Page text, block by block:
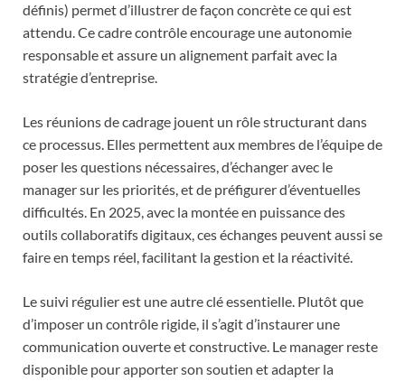
définis) permet d’illustrer de façon concrète ce qui est
attendu. Ce cadre contrôle encourage une autonomie
responsable et assure un alignement parfait avec la
stratégie d’entreprise.
Les réunions de cadrage jouent un rôle structurant dans
ce processus. Elles permettent aux membres de l’équipe de
poser les questions nécessaires, d’échanger avec le
manager sur les priorités, et de préfigurer d’éventuelles
difficultés. En 2025, avec la montée en puissance des
outils collaboratifs digitaux, ces échanges peuvent aussi se
faire en temps réel, facilitant la gestion et la réactivité.
Le suivi régulier est une autre clé essentielle. Plutôt que
d’imposer un contrôle rigide, il s’agit d’instaurer une
communication ouverte et constructive. Le manager reste
disponible pour apporter son soutien et adapter la